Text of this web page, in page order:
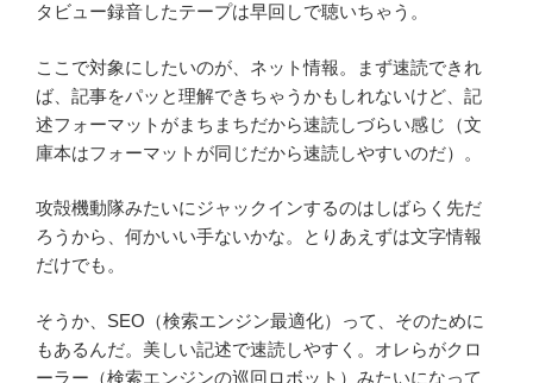
タビュー録音したテープは早回しで聴いちゃう。
ここで対象にしたいのが、ネット情報。まず速読できれ
ば、記事をパッと理解できちゃうかもしれないけど、記
述フォーマットがまちまちだから速読しづらい感じ（文
庫本はフォーマットが同じだから速読しやすいのだ）。
攻殻機動隊みたいにジャックインするのはしばらく先だ
ろうから、何かいい手ないかな。とりあえずは文字情報
だけでも。
そうか、SEO（検索エンジン最適化）って、そのために
もあるんだ。美しい記述で速読しやすく。オレらがクロ
ーラー（検索エンジンの巡回ロボット）みたいになって